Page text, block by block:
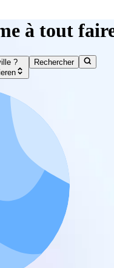
à tout
?
Rechercher